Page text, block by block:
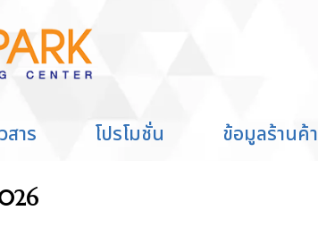
สาร โปรโมชั่น ข้อมูลร้านค้า
Kid’s Thailand 2026"